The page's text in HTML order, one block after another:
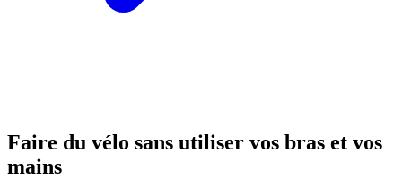
Faire du vélo sans utiliser vos bras et vos
mains